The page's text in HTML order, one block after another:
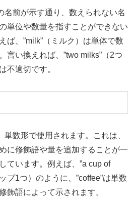
名前が示す通り、数えられない名
単位や数量を指すことができない
ば、”milk”（ミルク）は単体で数
言い換えれば、”two milks”（2つ
不適切です。
数形で使用されます。これは、
に修飾語や量を追加することが一
ています。例えば、”a cup of
プ1つ）のように、”coffee”は単数
飾語によって示されます。